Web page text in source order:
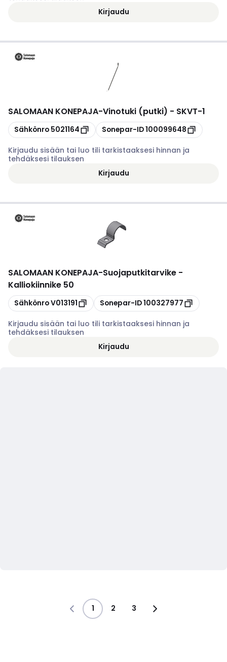
Kirjaudu
SALOMAAN KONEPAJA-Vinotuki (putki) - SKVT-1
Kopioi
Sähkönro 5021164 Kopioi
Sonepar-ID100099648
Kirjaudu sisään tai luo tili tarkistaaksesi hinnan ja
tehdäksesi tilauksen
Kirjaudu
SALOMAAN KONEPAJA-Suojaputkitarvike -
Kalliokiinnike 50
Kopioi
SähkönroV013191 Kopioi
Sonepar-ID100327977
Kirjaudu sisään tai luo tili tarkistaaksesi hinnan ja
tehdäksesi tilauksen
Kirjaudu
1 2 3